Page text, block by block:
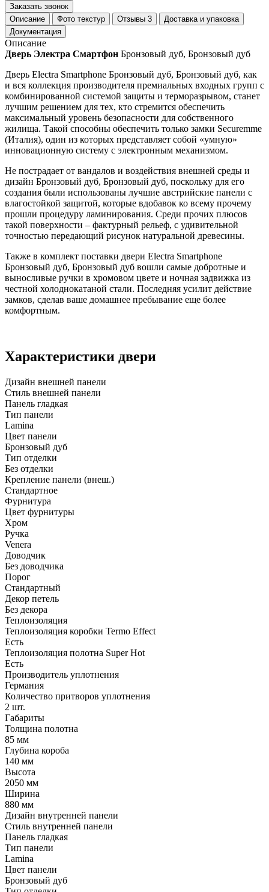
Заказать звонок
Описание
Фото текстур Отзывы 3
Доставка и упаковка
Документация
Описание
Дверь Электра Смартфон Бронзовый дуб, Бронзовый дуб
Дверь Electra Smartphone Бронзовый дуб, Бронзовый дуб, как
и вся коллекция производителя премиальных входных групп с
комбинированной системой защиты и терморазрывом, станет
лучшим решением для тех, кто стремится обеспечить
максимальный уровень безопасности для собственного
жилища. Такой способны обеспечить только замки Securemme
(Италия), один из которых представляет собой «умную»
инновационную систему с электронным механизмом.
Не пострадает от вандалов и воздействия внешней среды и
дизайн Бронзовый дуб, Бронзовый дуб, поскольку для его
создания были использованы лучшие австрийские панели с
влагостойкой защитой, которые вдобавок ко всему прочему
прошли процедуру ламинирования. Среди прочих плюсов
такой поверхности – фактурный рельеф, с удивительной
точностью передающий рисунок натуральной древесины.
Также в комплект поставки двери Electra Smartphone
Бронзовый дуб, Бронзовый дуб вошли самые добротные и
выносливые ручки в хромовом цвете и ночная задвижка из
честной холоднокатаной стали. Последняя усилит действие
замков, сделав ваше домашнее пребывание еще более
комфортным.
Характеристики двери
Дизайн внешней панели
Стиль внешней панели
Панель гладкая
Тип панели
Lamina
Цвет панели
Бронзовый дуб
Тип отделки
Без отделки
Крепление панели (внеш.)
Стандартное
Фурнитура
Цвет фурнитуры
Хром
Ручка
Venera
Доводчик
Без доводчика
Порог
Стандартный
Декор петель
Без декора
Теплоизоляция
Теплоизоляция коробки Termo Effect
Есть
Теплоизоляция полотна Super Нot
Есть
Производитель уплотнения
Германия
Количество притворов уплотнения
2 шт.
Габариты
Толщина полотна
85 мм
Глубина короба
140 мм
Высота
2050 мм
Ширина
880 мм
Дизайн внутренней панели
Стиль внутренней панели
Панель гладкая
Тип панели
Lamina
Цвет панели
Бронзовый дуб